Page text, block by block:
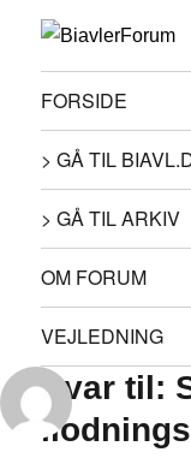
FORSIDE
> GÅ TIL
> GÅ TIL ARKIV
OM FORUM
VEJLEDNING
Svar til: